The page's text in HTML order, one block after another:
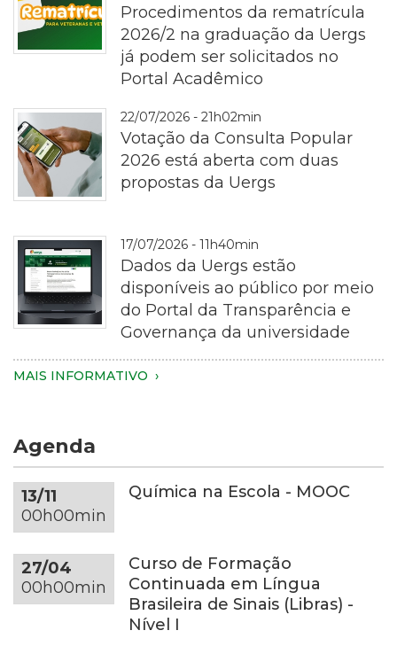
Procedimentos da rematrícula
2026/2 na graduação da Uergs
já podem ser solicitados no
Portal Acadêmico
Fotografia
em
plano
aproximado
de
pessoa
segurando
com
as
duas
mãos.
Apenas
as
mãos,
parte
22/07/2026 - 21h02min
Votação da Consulta Popular
2026 está aberta com duas
propostas da Uergs
Imagem
de
de
cor
cinza-
escura
sobre
uma
mesa
redonda
17/07/2026 - 11h40min
Dados da Uergs estão
disponíveis ao público por meio
do Portal da Transparência e
Governança da universidade
MAIS INFORMATIVO
Agenda
13/11
00h00min
Química na Escola - MOOC
27/04
00h00min
Curso de Formação
Continuada em Língua
Brasileira de Sinais (Libras) -
Nível I